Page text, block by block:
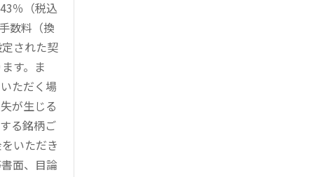
％（税込
数料（換
された契
す。ま
ただく場
が生じる
る銘柄ご
いただき
面、目論